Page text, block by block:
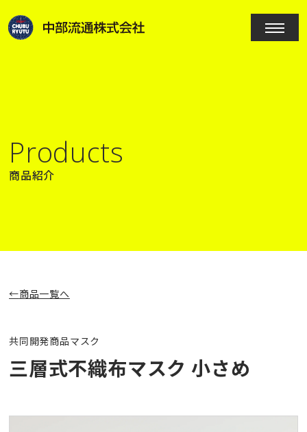
Products
商品紹介
商品一覧へ
共同開発商品マスク
三層式不織布マスク 小さめ